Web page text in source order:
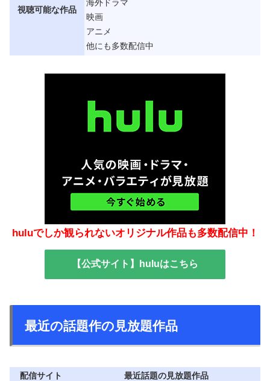
視聴可能な作品
海外ドラマ
映画
アニメ
他にも多数配信中
huluでしか観られないオリジナル作品も多数配信中！
【公式サイト】huluはこちら
最近の話題作の見放題作品
配信サイト 最近話題の見放題作品